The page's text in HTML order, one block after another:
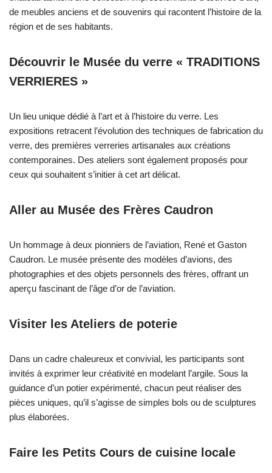
de meubles anciens et de souvenirs qui racontent l’histoire de la
région et de ses habitants.
Découvrir le Musée du verre « TRADITIONS
VERRIERES »
Un lieu unique dédié à l’art et à l’histoire du verre. Les
expositions retracent l’évolution des techniques de fabrication du
verre, des premières verreries artisanales aux créations
contemporaines. Des ateliers sont également proposés pour
ceux qui souhaitent s’initier à cet art délicat.
Aller au Musée des Frères Caudron
Un hommage à deux pionniers de l’aviation, René et Gaston
Caudron. Le musée présente des modèles d’avions, des
photographies et des objets personnels des frères, offrant un
aperçu fascinant de l’âge d’or de l’aviation.
Visiter les Ateliers de poterie
Dans un cadre chaleureux et convivial, les participants sont
invités à exprimer leur créativité en modelant l’argile. Sous la
guidance d’un potier expérimenté, chacun peut réaliser des
pièces uniques, qu’il s’agisse de simples bols ou de sculptures
plus élaborées.
Faire les Petits Cours de cuisine locale